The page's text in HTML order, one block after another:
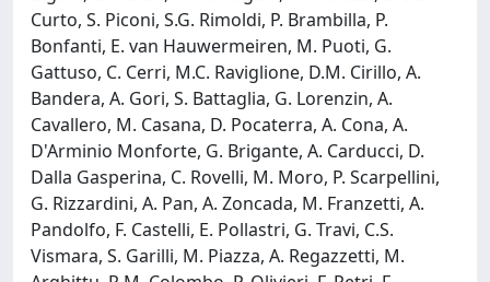
Curto, S. Piconi, S.G. Rimoldi, P. Brambilla, P.
Bonfanti, E. van Hauwermeiren, M. Puoti, G.
Gattuso, C. Cerri, M.C. Raviglione, D.M. Cirillo, A.
Bandera, A. Gori, S. Battaglia, G. Lorenzin, A.
Cavallero, M. Casana, D. Pocaterra, A. Cona, A.
D'Arminio Monforte, G. Brigante, A. Carducci, D.
Dalla Gasperina, C. Rovelli, M. Moro, P. Scarpellini,
G. Rizzardini, A. Pan, A. Zoncada, M. Franzetti, A.
Pandolfo, F. Castelli, E. Pollastri, G. Travi, C.S.
Vismara, S. Garilli, M. Piazza, A. Regazzetti, M.